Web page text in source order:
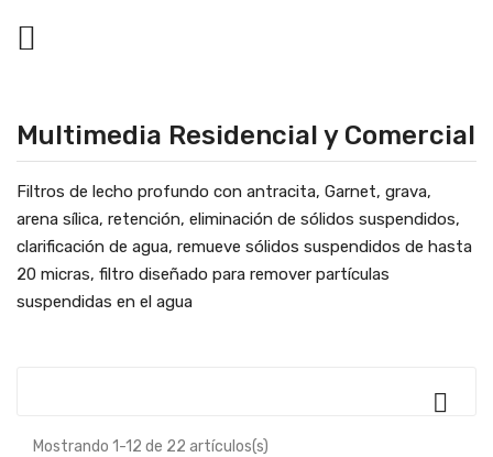

Multimedia Residencial y Comercial
Filtros de lecho profundo con antracita, Garnet, grava,
arena sílica, retención, eliminación de sólidos suspendidos,
clarificación de agua, remueve sólidos suspendidos de hasta
20 micras, filtro diseñado para remover partículas
suspendidas en el agua

Mostrando 1-12 de 22 artículos(s)